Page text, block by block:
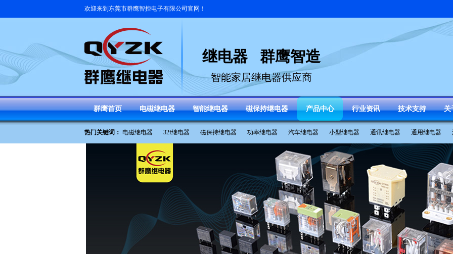
欢迎来到 东莞市群鹰智控电子有限公司 官网！
继电器 群鹰智造
智能家居继电器供应商
群鹰首页 电磁继电器 智能继电器 磁保持继电器 产品中心 行业资讯 技术支持 关
热门关键词： 电磁继电器 32f继电器 磁保持继电器 功率继电器 汽车继电器 小型继电器 通讯继电器 通用继电器